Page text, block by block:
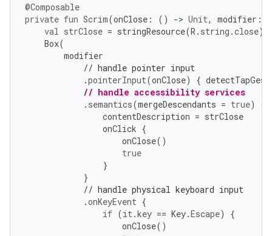
@Composable
private fun Scrim(onClose : () -> Unit, modifier :
val
strClose = stringResource(R . string .close)
Box(
modifier
// handle pointer input
.pointerInput(onClose) {
// handle accessibility services
. semantics(mergeDescendants = true)
{
contentDescription = strClose
onClick {
onClose()
true
}
}
// handle physical keyboard input
.onKeyEvent {
if (it .key == Key.Escape)
{
onClose()